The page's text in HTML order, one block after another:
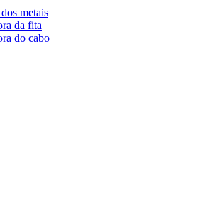
metais
da fita
do cabo